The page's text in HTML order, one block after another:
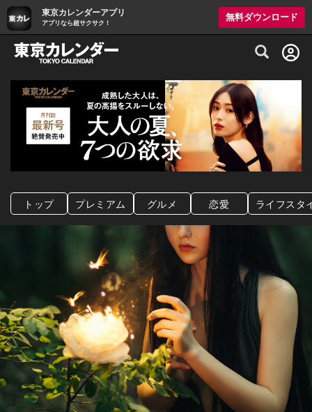
東京カレンダーアプリ
アプリなら超サクサク！
無料ダウンロード
グルメ情報・プレミアムレストラン予約
トップ プレミアム グルメ 恋愛 ライフスタ